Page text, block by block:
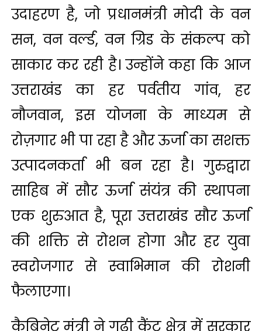
उदाहरण है, जो प्रधानमंत्री मोदी के वन
सन, वन वर्ल्ड, वन ग्रिड के संकल्प को
साकार कर रही है। उन्होंने कहा कि आज
उत्तराखंड का हर पर्वतीय गांव, हर
नौजवान, इस योजना के माध्यम से
रोज़गार भी पा रहा है और ऊर्जा का सशक्त
उत्पादनकर्ता भी बन रहा है। गुरुद्वारा
साहिब में सौर ऊर्जा संयंत्र की स्थापना
एक शुरुआत है, पूरा उत्तराखंड सौर ऊर्जा
की शक्ति से रोशन होगा और हर युवा
स्वरोजगार से स्वाभिमान की रोशनी
फैलाएगा।
कैबिनेट मंत्री ने गढ़ी कैंट क्षेत्र में सरकार